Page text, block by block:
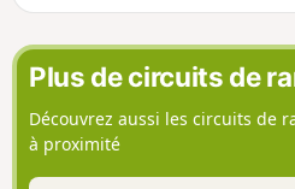
Plus de circuits de
Découvrez aussi les circuits de
à proximité